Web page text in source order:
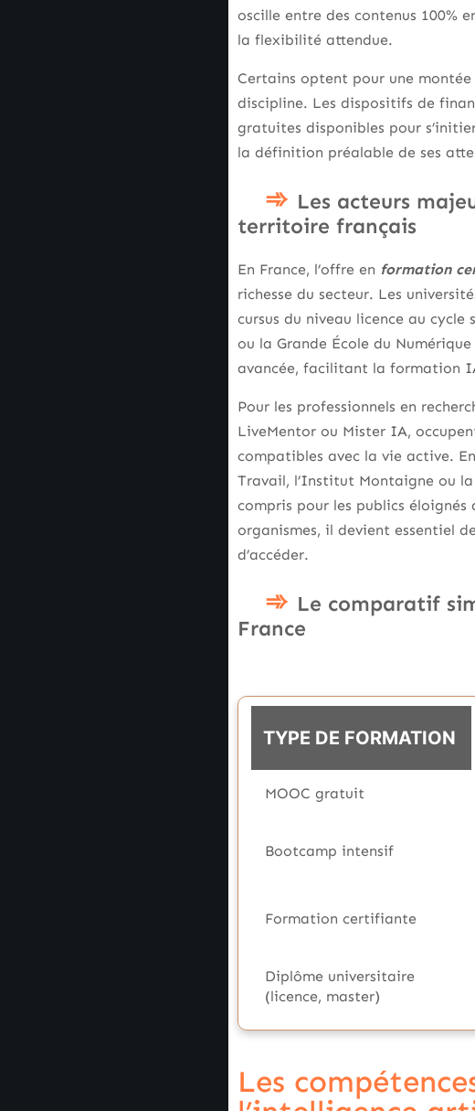
oscille entre des contenus 100%
la flexibilité attendue.
Certains optent pour une montée
discipline. Les dispositifs de
gratuites disponibles pour
la définition préalable de ses
Les acteurs
territoire français
En France, l’offre en formation
richesse du secteur. Les
cursus du niveau licence au cycle
ou la Grande École du
avancée, facilitant la formation
Pour les professionnels en
LiveMentor ou Mister IA,
compatibles avec la vie active.
Travail, l’Institut Montaigne ou la
compris pour les publics
organismes, il devient essentiel
d’accéder.
Le comparatif
France
TYPE DE FORMATION
MOOC gratuit
Bootcamp intensif
Formation certifiante
Diplôme universitaire
(licence, master)
Les